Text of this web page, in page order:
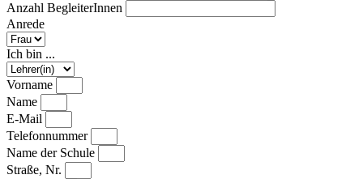
Anzahl BegleiterInnen
Anrede
Ich bin ...
Vorname
Name
E-Mail
Telefonnummer
Name der Schule
Straße, Nr.